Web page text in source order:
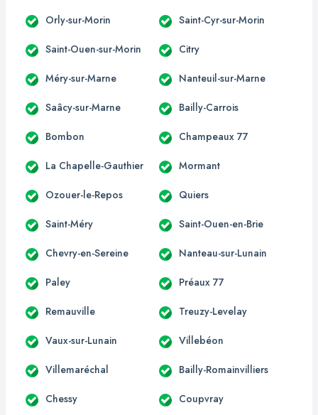
Orly-sur-Morin Saint-Cyr-sur-Morin
Saint-Ouen-sur-Morin Citry
Méry-sur-Marne Nanteuil-sur-Marne
Saâcy-sur-Marne Bailly-Carrois
Bombon Champeaux 77
La Chapelle-Gauthier Mormant
Ozouer-le-Repos Quiers
Saint-Méry Saint-Ouen-en-Brie
Chevry-en-Sereine Nanteau-sur-Lunain
Paley Préaux 77
Remauville Treuzy-Levelay
Vaux-sur-Lunain Villebéon
Villemaréchal Bailly-Romainvilliers
Chessy Coupvray